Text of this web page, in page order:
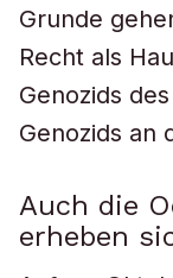
Grunde
Recht als
Genozids
Genozids an
Auch die
erheben